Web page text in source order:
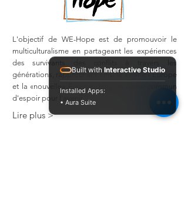
L'objectif de WE-Hope est de promouvoir le
multiculturalisme en partageant les expériences
des survivants des conflits à travers les
générations, rapprochant ainsi la «vieille» Europe
et la «nouvelle» Europe dans un cadre commun
d'espoir pour l'avenir.
Lire plus >
Built with Interactive Studio
Installed Apps:
• Aura Suite